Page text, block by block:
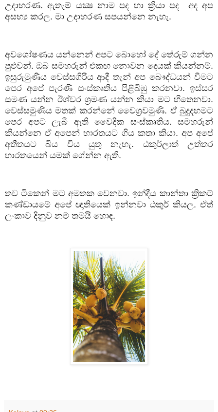
උදාහරණ. ඇතැම් යක්‍ෂ නාම පද හා ක්‍රියා පද
අද අප
අසභ්‍ය කරල. මා උදාහරණ සපයන්නෙ නැහැ.
අවශෝෂණය යන්නෙන් අපට බොහෝ දේ තේරුම් ගන්න
පුළුවන්. ඔබ සමහරුන් එකඟ නොවන දෙයක් කියන්නම්.
ඉසුරුමුණිය වෙස්සගිරිය ආදී තැන් අප බෞද්ධයන් වීමට
පෙර අපේ පැරණි සංස්කෘතිය පිළිබිඹු කරනවා. ඉස්සර
සමණ යන්න ඊශ්වර ශ්‍රමණ යන්න කියා මට හිතෙනවා.
වෙස්සමුණිය මතක් කරන්නේ වෛශ්‍රවමුණි. ඒ බුදුදහමට
පෙර අපට ලැබී ඇති වෛදික සංස්කෘතිය. සමහරුන්
කියන්නෙ ඒ අපෙන් භාරතයට ගිය කතා කියා. අප අපේ
අතීතයට බිය විය යුතු නැහැ. ඨකුර්ලාත් උත්තර
භාරතයෙන් යමක් ගේන්න ඇති.
තව ටිකෙන් මට අමතක වෙනවා. ඉන්දීය කාන්තා ක්‍රිකට්
කණ්ඩායමේ අපේ ඥාතියෙක් ඉන්නවා ඨකුර් කියල. ඒත්
ලංකාව දිනුව නම් තමයි හොඳ.